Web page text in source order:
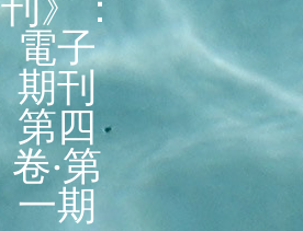
電子
期刊
第四
卷‧第
一期